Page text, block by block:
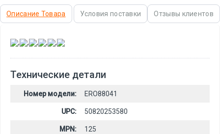
Описание Товара Условия поставки Отзывы клиентов
, , , , ,
Технические детали
Номер модели: ERO88041
UPC: 50820253580
MPN: 125